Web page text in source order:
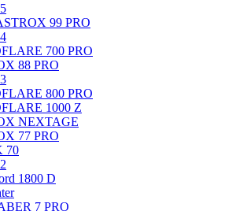
99 PRO
700 PRO
88 PRO
800 PRO
1000 Z
NEXTAGE
77 PRO
70
1800 D
7 PRO